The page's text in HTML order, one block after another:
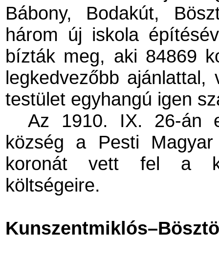
Bábony, Bodakút,
három új iskola
bízták meg, aki 84869
legkedvezőbb
testület egyhangú igen
Az 1910. IX. 26-án
község a Pesti
koronát vett fel a
költségeire.